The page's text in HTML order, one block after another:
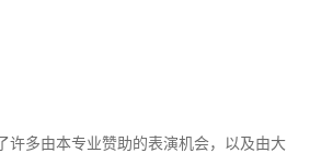
许多由本专业赞助的表演机会，以及由大